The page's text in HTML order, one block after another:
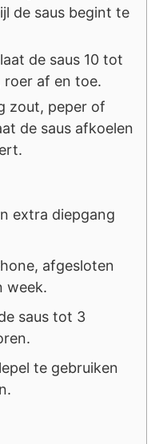
de saus begint te
de saus 10 tot
roer af en toe.
zout, peper of
de saus afkoelen
extra diepgang
afgesloten
week.
saus tot 3
te gebruiken